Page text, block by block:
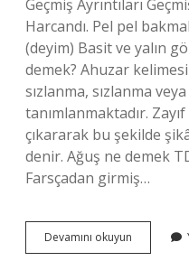
Geçmiş Ayrıntıları
Harcandı. Pel pel
(deyim) Basit ve yalın
demek? Ahuzar
sızlanma, sızlanma
tanımlanmaktadır.
çıkararak bu şekilde
denir. Ağuş ne demek
Farsçadan girmiş…
Devamını okuyun
Olmak